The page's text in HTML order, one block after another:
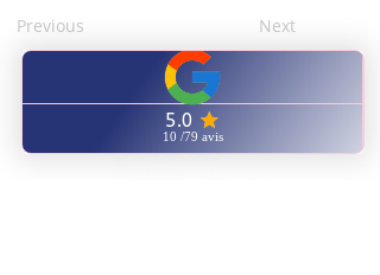
Previous Next